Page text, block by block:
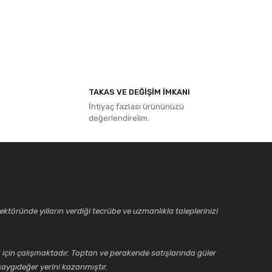
TAKAS VE DEĞİŞİM İMKANI
İhtiyaç fazlası ürününüzü
değerlendirelim.
yılların verdiği tecrübe ve uzmanlıkla taleplerinizi
çalışmaktadır. Toptan ve perakende satışlarında güler
yerini kazanmıştır.